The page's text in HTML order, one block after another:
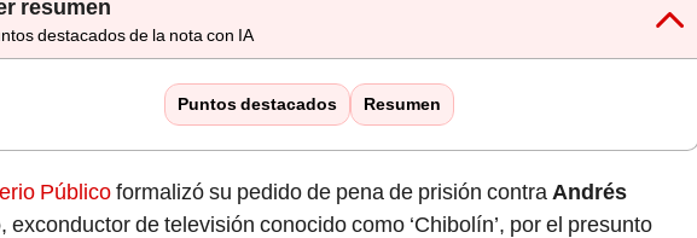
resumen
destacados de la nota con IA
Puntos destacados Resumen
Públicoformalizó su pedido de pena de prisión contra Andrés
, exconductor de televisión conocido como ‘Chibolín’, por el presunto